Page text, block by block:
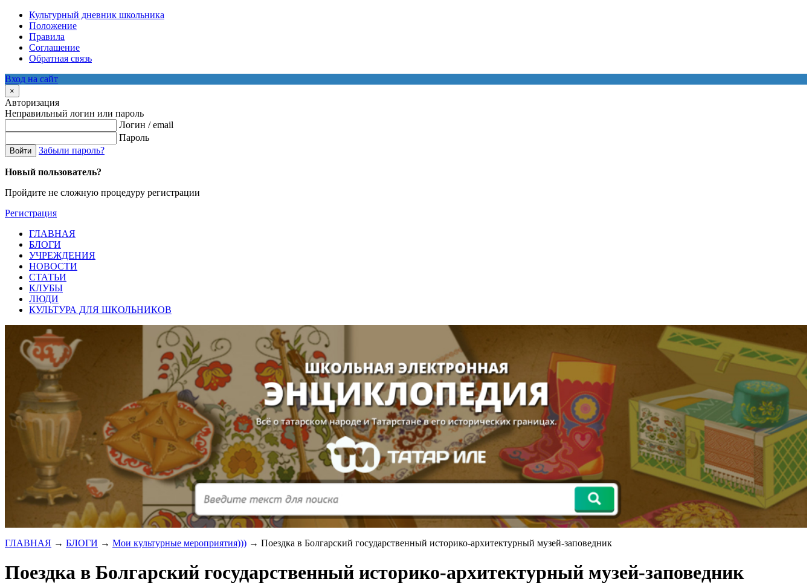
Культурный дневник школьника
Положение
Правила
Соглашение
Обратная связь
Вход на сайт
×
Авторизация
Неправильный логин или пароль
Логин / email
Пароль
Войти Забыли пароль?
Новый пользователь?
Пройдите не сложную процедуру регистрации
Регистрация
ГЛАВНАЯ
БЛОГИ
УЧРЕЖДЕНИЯ
НОВОСТИ
СТАТЬИ
КЛУБЫ
ЛЮДИ
КУЛЬТУРА ДЛЯ ШКОЛЬНИКОВ
ГЛАВНАЯ → БЛОГИ → Мои культурные мероприятия))) → Поездка в Болгарский государственный историко-архитектурный музей-заповедник
Поездка в Болгарский государственный историко-архитектурный музей-заповедник